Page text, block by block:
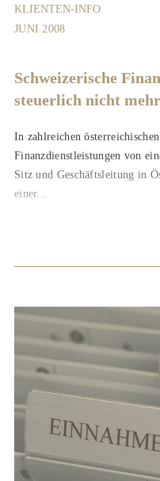
KLIENTEN-INFO
JUNI 2008
Schweizerische
steuerlich nicht
In zahlreichen
Finanzdienstleistungen von
Sitz und Geschäftsleitung in
einer...